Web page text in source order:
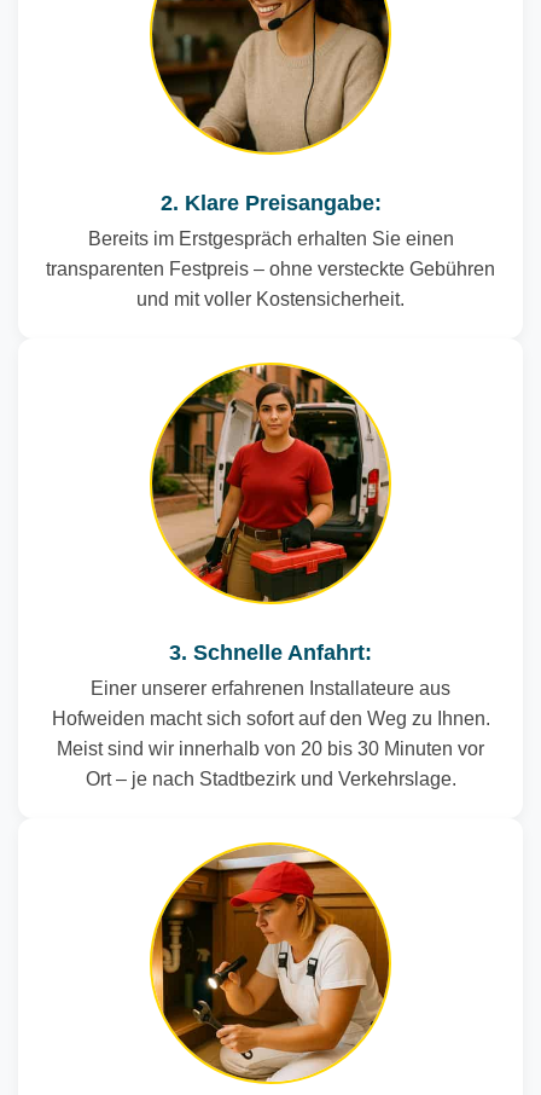
2. Klare Preisangabe:
Bereits im Erstgespräch erhalten Sie einen
transparenten Festpreis – ohne versteckte Gebühren
und mit voller Kostensicherheit.
3. Schnelle Anfahrt:
Einer unserer erfahrenen Installateure aus
Hofweiden macht sich sofort auf den Weg zu Ihnen.
Meist sind wir innerhalb von 20 bis 30 Minuten vor
Ort – je nach Stadtbezirk und Verkehrslage.